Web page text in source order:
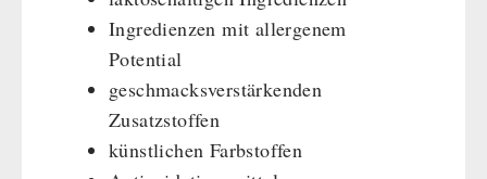
Kurbelgeräte / Radio / Funk
Atemschutz / ABC Schutzanzug
Armee-Material / Sicherheit
Notrationen
Trinkwasser
Frühstück
Suppen
Ingredienzen mit allergenem
Potential
geschmacksverstärkenden
Zusatzstoffen
künstlichen Farbstoffen